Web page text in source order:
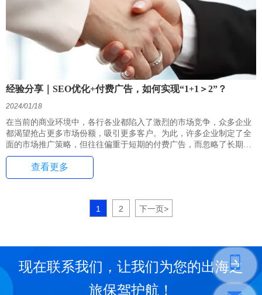
经验分享｜SEO优化+付费广告，如何实现“1+1＞2”？
2024/01/18
在当前的商业环境中，各行各业都陷入了激烈的市场竞争，众多企业
都渴望抢占更多市场份额，吸引更多客户。为此，许多企业制定了全
面的市场推广策略，但往往偏重于短期的付费广告，而忽略了长期的
市场战略。这种趋势导致了客户获取成本的不断上升，使得获客越来
越困难。尽管搜索引擎优化（SEO）的重要性似乎在减弱，搜索引擎
广告的市场份额也在下降，但SEO的重要性不容忽视。SEO与付费广
不可。当这两者完美融合时，将为企业带来更多的益处。
查看更多
1 2 下一页>
现在联系我们，让我们为您的出海之
旅保驾护航！